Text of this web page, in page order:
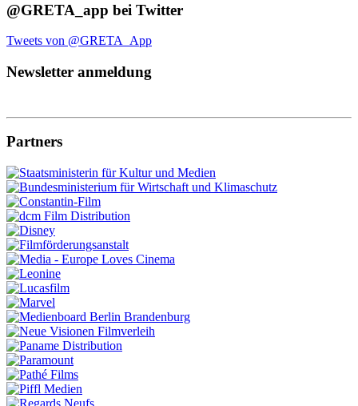
@GRETA_app bei Twitter
Tweets von @GRETA_App
Newsletter anmeldung
Partners